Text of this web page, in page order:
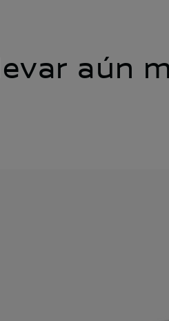
aún